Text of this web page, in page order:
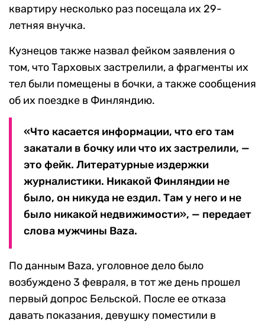
квартиру несколько раз посещала их 29-
летняя внучка.
Кузнецов также назвал фейком заявления о
том, что Тарховых застрелили, а фрагменты их
тел были помещены в бочки, а также сообщения
об их поездке в Финляндию.
«Что касается информации, что его там
закатали в бочку или что их застрелили, —
это фейк. Литературные издержки
журналистики. Никакой Финляндии не
было, он никуда не ездил. Там у него и не
было никакой недвижимости», — передает
слова мужчины Baza.
По данным Baza, уголовное дело было
возбуждено 3 февраля, в тот же день прошел
первый допрос Бельской. После ее отказа
давать показания, девушку поместили в